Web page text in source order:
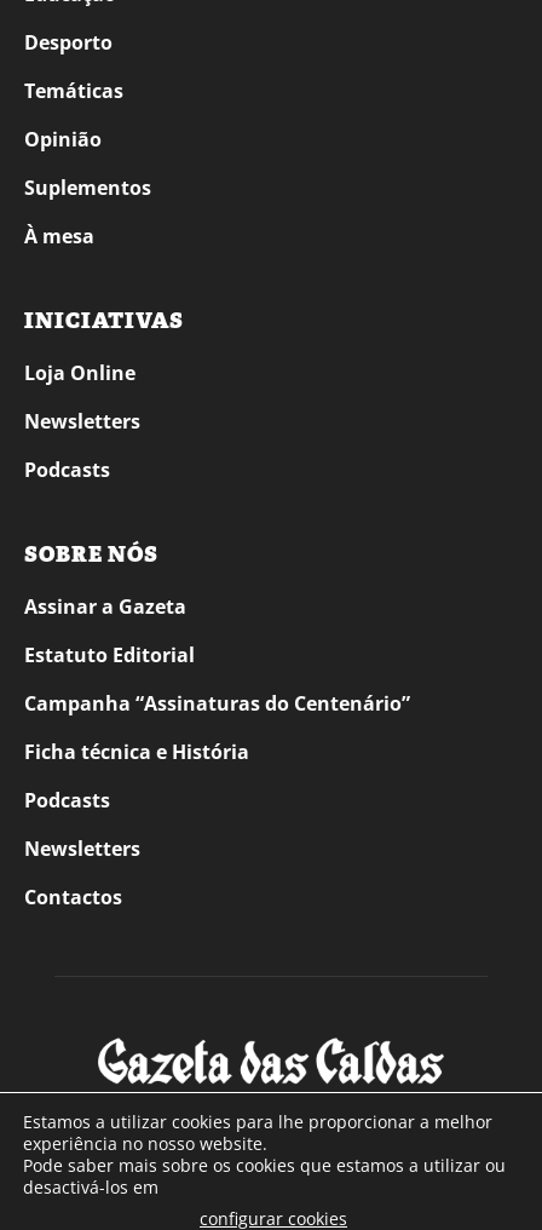
Desporto
Temáticas
Opinião
Suplementos
À mesa
INICIATIVAS
Loja Online
Newsletters
Podcasts
SOBRE NÓS
Assinar a Gazeta
Estatuto Editorial
Campanha “Assinaturas do Centenário”
Ficha técnica e História
Podcasts
Newsletters
Contactos
SOBRE NÓS
Com sede nas Caldas da Rainha e mais de 90 anos de
Estamos a utilizar cookies para lhe proporcionar a melhor
experiência no nosso website.
Pode saber mais sobre os cookies que estamos a utilizar ou
desactivá-los em
configurar cookies